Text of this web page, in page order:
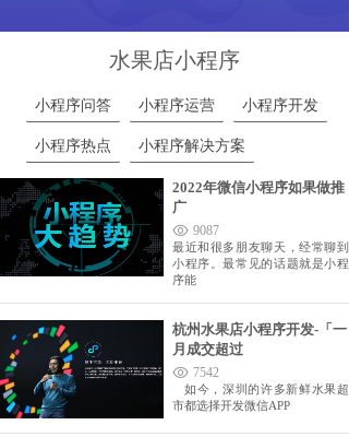
水果店小程序
小程序问答 小程序运营 小程序开发
小程序热点 小程序解决方案
2022年微信小程序如果做推
广
9087
最近和很多朋友聊天，经常聊到
小程序。最常见的话题就是小程
序能
杭州水果店小程序开发-「一
月成交超过
7542
如今，深圳的许多新鲜水果超
市都选择开发微信APP